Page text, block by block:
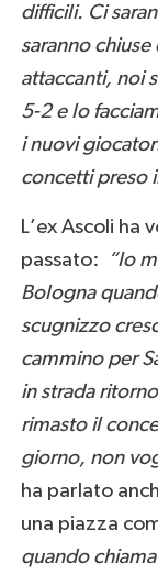
difficili. Ci
saranno
attaccanti, noi
5-2 e lo
i nuovi
concetti preso
L’ex Ascoli ha
passato:
“Io
Bologna
scugnizzo
cammino per
in strada
rimasto il
giorno, non
ha parlato
una piazza
quando